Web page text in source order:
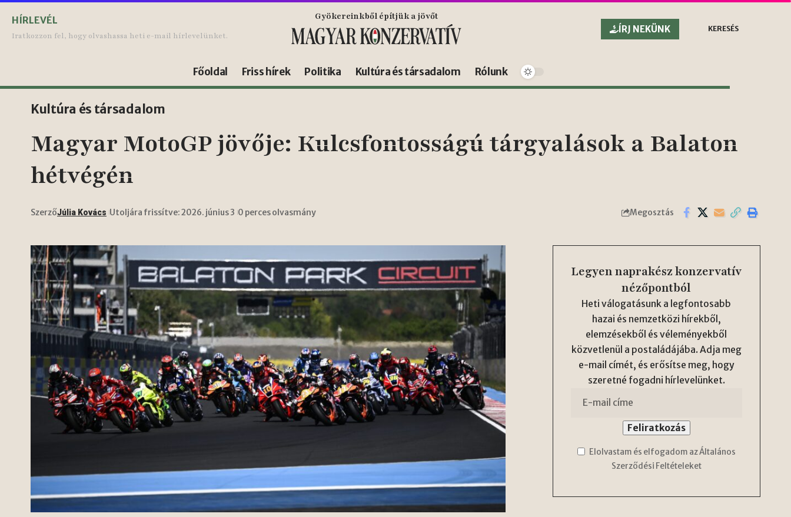
HÍRLEVÉL
Iratkozzon fel, hogy olvashassa heti e-mail hírlevelünket.
Gyökereinkből építjük a jövőt
ÍRJ NEKÜNK
KERESÉS
Főoldal Friss hírek Politika Kultúra és társadalom Rólunk
Kultúra és társadalom
Magyar MotoGP jövője: Kulcsfontosságú tárgyalások a Balaton
hétvégén
SzerzőJúlia Kovács Utoljára frissítve: 2026. június 3 0 perces olvasmány Megosztás
Legyen naprakész konzervatív
nézőpontból
Heti válogatásunk a legfontosabb
hazai és nemzetközi hírekből,
elemzésekből és véleményekből
közvetlenül a postaládájába. Adja meg
e-mail címét, és erősítse meg, hogy
szeretné fogadni hírlevelünket.
Elolvastam és elfogadom az Általános
Szerződési Feltételeket